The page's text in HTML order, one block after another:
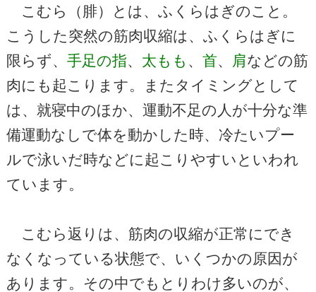
こむら（腓）とは、ふくらはぎのこと。
こうした突然の筋肉収縮は、ふくらはぎに
限らず、 手足の指、 太もも 、 首、 肩などの筋
肉にも起こります。またタイミングとして
は、就寝中のほか、運動不足の人が十分な準
備運動なしで体を動かした時、冷たいプー
ルで泳いだ時などに起こりやすいといわれ
ています。
こむら返りは、筋肉の収縮が正常にでき
なくなっている状態で、いくつかの原因が
あります。その中でもとりわけ多いのが、